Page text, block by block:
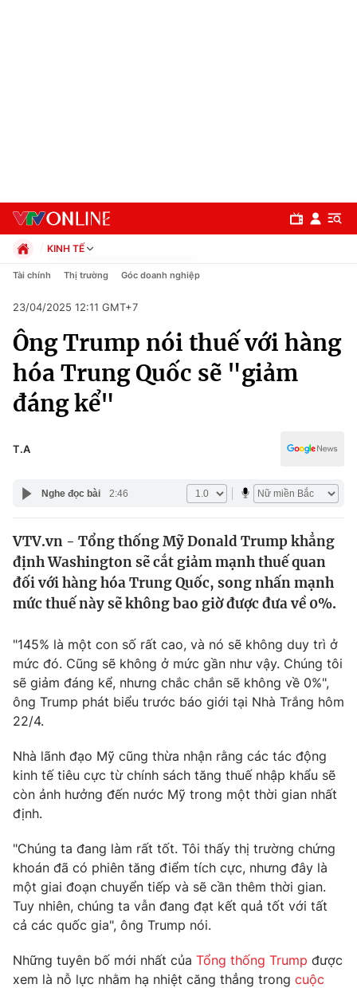
Chuyên mục
Chính trị
Xã hội
Pháp luật
Y tế
Thế giới
Tin tức
Thế giới đó đây
Câu chuyện quốc tế
Kinh tế
Thị trường
Góc doanh nghiệp
Dữ liệu và đời sống
Truyền hình
Phim VTV
Hậu trường
Nhân vật
Khán giả
Giải sao mai
Giải trí
Điện ảnh
Âm nhạc
Đời sống
Du lịch
Làm đẹp
Chất lượng cuộc sống
Giáo dục
Tuyển sinh
Học trực tuyến
Công nghệ
Hitech Công nghệ tương lai
Sản phẩm
Thị trường
Giao lưu trực tuyến
Lịch phát sóng
KINH TẾ
Chính trị
Pháp luật
Kinh tế
Thể thao
Truyền hình
Văn hóa - Giải trí
Y tế
Tài chính Thị trường Góc doanh nghiệp
23/04/2025 12:11 GMT+7
Ông Trump nói thuế với hàng
hóa Trung Quốc sẽ "giảm
đáng kể"
T.A
Nghe đọc bài 2:46
VTV.vn - Tổng thống Mỹ Donald Trump khẳng
định Washington sẽ cắt giảm mạnh thuế quan
đối với hàng hóa Trung Quốc, song nhấn mạnh
mức thuế này sẽ không bao giờ được đưa về 0%.
"145% là một con số rất cao, và nó sẽ không duy trì ở
mức đó. Cũng sẽ không ở mức gần như vậy. Chúng tôi
sẽ giảm đáng kể, nhưng chắc chắn sẽ không về 0%",
ông Trump phát biểu trước báo giới tại Nhà Trắng hôm
22/4.
Nhà lãnh đạo Mỹ cũng thừa nhận rằng các tác động
kinh tế tiêu cực từ chính sách tăng thuế nhập khẩu sẽ
còn ảnh hưởng đến nước Mỹ trong một thời gian nhất
định.
"Chúng ta đang làm rất tốt. Tôi thấy thị trường chứng
khoán đã có phiên tăng điểm tích cực, nhưng đây là
một giai đoạn chuyển tiếp và sẽ cần thêm thời gian.
Tuy nhiên, chúng ta vẫn đang đạt kết quả tốt với tất
cả các quốc gia", ông Trump nói.
Những tuyên bố mới nhất của Tổng thống Trump được
xem là nỗ lực nhằm hạ nhiệt căng thẳng trong cuộc